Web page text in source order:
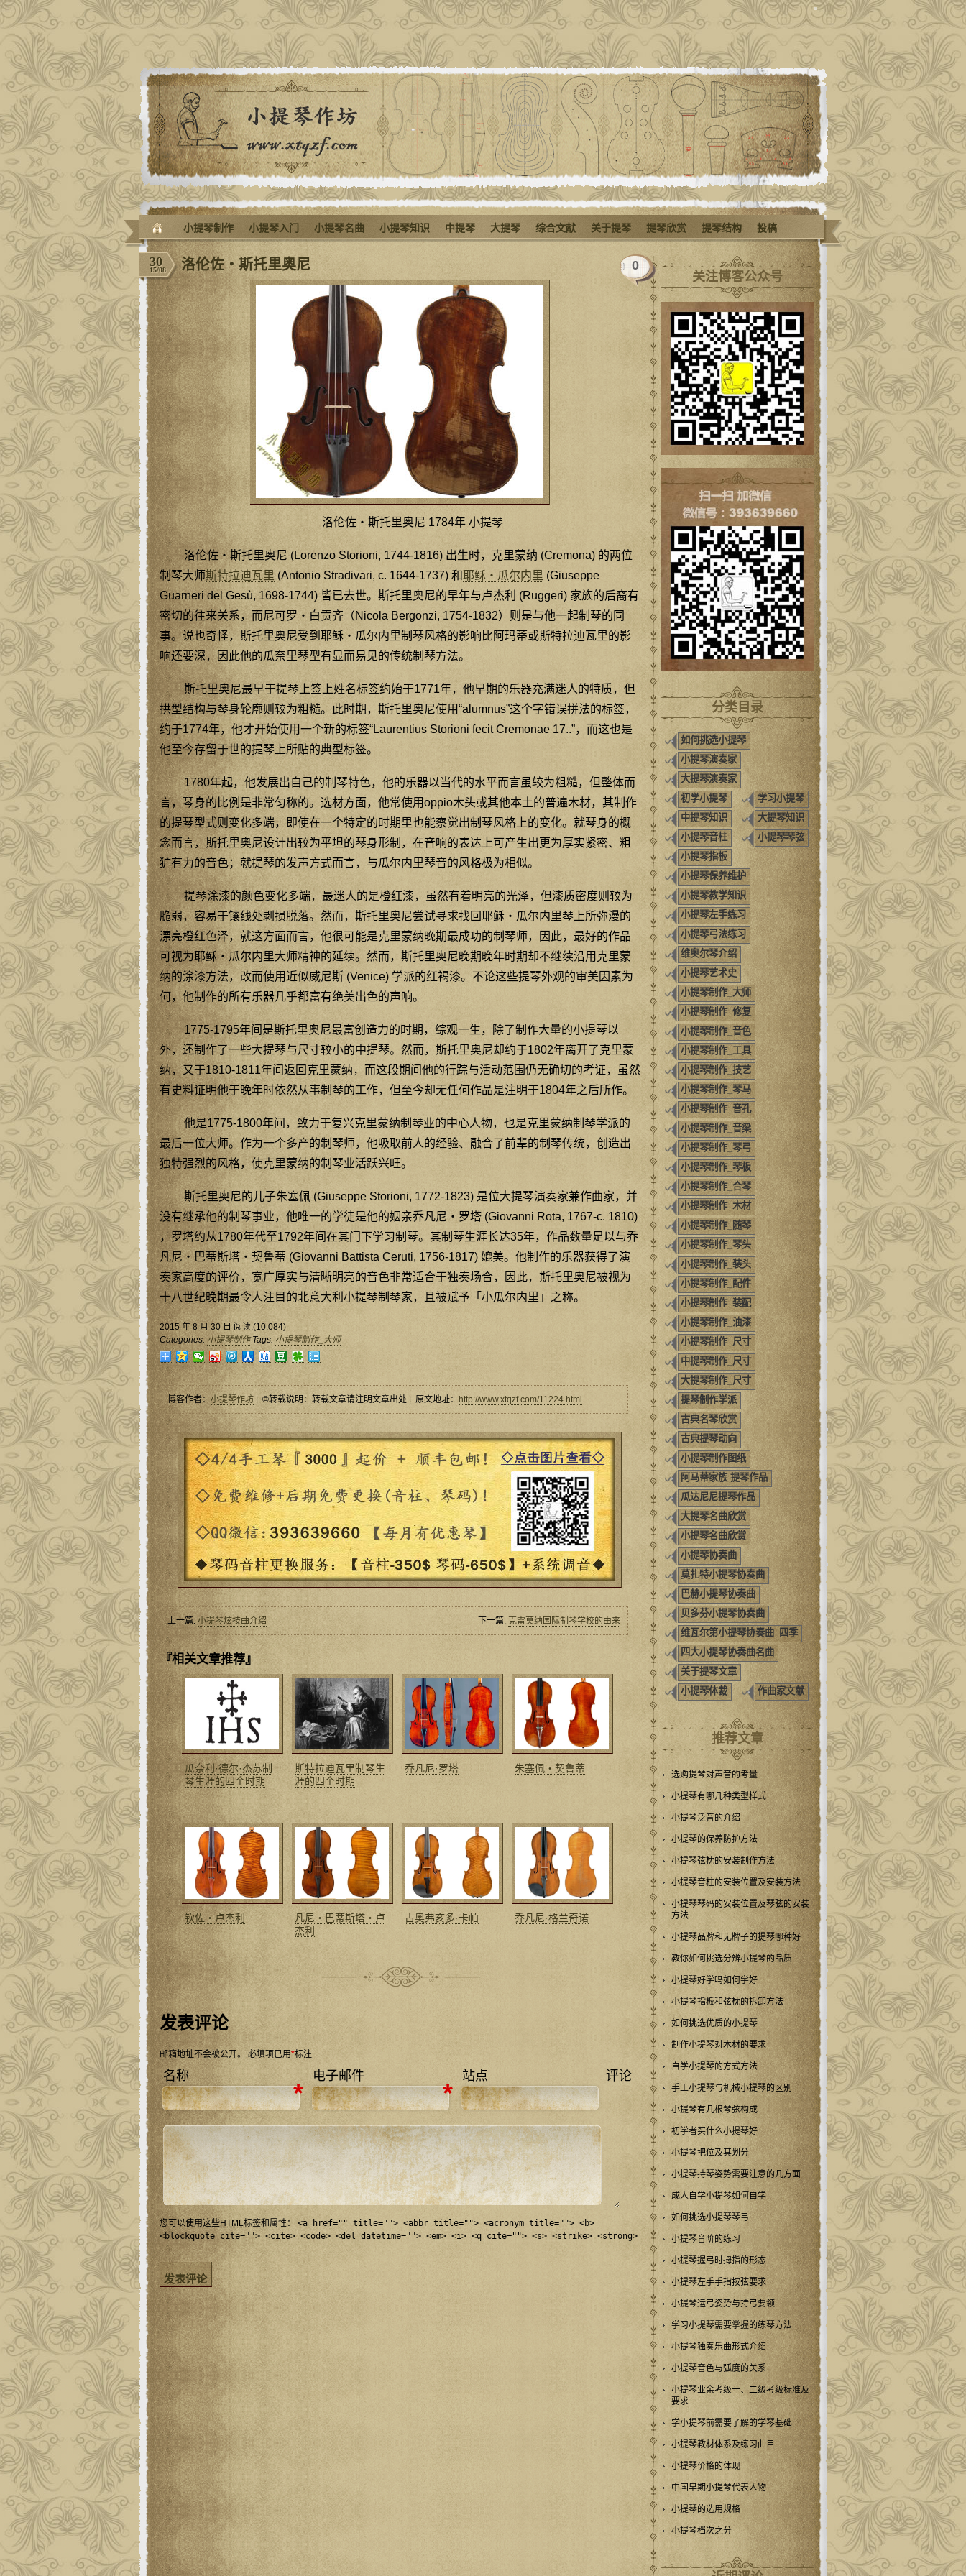
小提琴制作 小提琴入门 小提琴名曲 小提琴知识 中提琴 大提琴 综合文献 关于提琴 提琴欣赏 提琴结构 投稿
洛伦佐‧斯托里奥尼
洛伦佐‧斯托里奥尼 1784年 小提琴
洛伦佐‧斯托里奥尼 (Lorenzo Storioni, 1744-1816) 出生时，克里蒙纳 (Cremona) 的两位
制琴大师斯特拉迪瓦里 (Antonio Stradivari, c. 1644-1737) 和耶稣‧瓜尔内里 (Giuseppe
Guarneri del Gesù, 1698-1744) 皆已去世。斯托里奥尼的早年与卢杰利 (Ruggeri) 家族的后裔有
密切的往来关系，而尼可罗‧白贡齐（Nicola Bergonzi, 1754-1832）则是与他一起制琴的同
事。说也奇怪，斯托里奥尼受到耶稣‧瓜尔内里制琴风格的影响比阿玛蒂或斯特拉迪瓦里的影
响还要深，因此他的瓜奈里琴型有显而易见的传统制琴方法。
斯托里奥尼最早于提琴上签上姓名标签约始于1771年，他早期的乐器充满迷人的特质，但
拱型结构与琴身轮廓则较为粗糙。此时期，斯托里奥尼使用“alumnus”这个字错误拼法的标签，
约于1774年，他才开始使用一个新的标签“Laurentius Storioni fecit Cremonae 17..”，而这也是
他至今存留于世的提琴上所贴的典型标签。
1780年起，他发展出自己的制琴特色，他的乐器以当代的水平而言虽较为粗糙，但整体而
言，琴身的比例是非常匀称的。选材方面，他常使用oppio木头或其他本土的普遍木材，其制作
的提琴型式则变化多端，即使在一个特定的时期里也能察觉出制琴风格上的变化。就琴身的概
念而言，斯托里奥尼设计出较为平坦的琴身形制，在音响的表达上可产生出更为厚实紧密、粗
犷有力的音色；就提琴的发声方式而言，与瓜尔内里琴音的风格极为相似。
提琴涂漆的颜色变化多端，最迷人的是橙红漆，虽然有着明亮的光泽，但漆质密度则较为
脆弱，容易于镶线处剥损脱落。然而，斯托里奥尼尝试寻求找回耶稣‧瓜尔内里琴上所弥漫的
漂亮橙红色泽，就这方面而言，他很可能是克里蒙纳晚期最成功的制琴师，因此，最好的作品
可视为耶稣‧瓜尔内里大师精神的延续。然而，斯托里奥尼晚期晚年时期却不继续沿用克里蒙
纳的涂漆方法，改而使用近似威尼斯 (Venice) 学派的红褐漆。不论这些提琴外观的审美因素为
何，他制作的所有乐器几乎都富有绝美出色的声响。
1775-1795年间是斯托里奥尼最富创造力的时期，综观一生，除了制作大量的小提琴以
外，还制作了一些大提琴与尺寸较小的中提琴。然而，斯托里奥尼却约于1802年离开了克里蒙
纳，又于1810-1811年间返回克里蒙纳，而这段期间他的行踪与活动范围仍无确切的考证，虽然
有史料证明他于晚年时依然从事制琴的工作，但至今却无任何作品是注明于1804年之后所作。
他是1775-1800年间，致力于复兴克里蒙纳制琴业的中心人物，也是克里蒙纳制琴学派的
最后一位大师。作为一个多产的制琴师，他吸取前人的经验、融合了前辈的制琴传统，创造出
独特强烈的风格，使克里蒙纳的制琴业活跃兴旺。
斯托里奥尼的儿子朱塞佩 (Giuseppe Storioni, 1772-1823) 是位大提琴演奏家兼作曲家，并
没有继承他的制琴事业，他唯一的学徒是他的姻亲乔凡尼‧罗塔 (Giovanni Rota, 1767-c. 1810)
，罗塔约从1780年代至1792年间在其门下学习制琴。其制琴生涯长达35年，作品数量足以与乔
凡尼‧巴蒂斯塔‧契鲁蒂 (Giovanni Battista Ceruti, 1756-1817) 媲美。他制作的乐器获得了演
奏家高度的评价，宽广厚实与清晰明亮的音色非常适合于独奏场合，因此，斯托里奥尼被视为
十八世纪晚期最令人注目的北意大利小提琴制琴家，且被赋予「小瓜尔内里」之称。
2015 年 8 月 30 日 阅读:(10,084)
0
30
15/08
Categories: 小提琴制作Tags: 小提琴制作_大师
博客作者： 小提琴作坊 | ©转载说明：转载文章请注明文章出处 | 原文地址： http://www.xtqzf.com/11224.html
上一篇: 小提琴炫技曲介绍 下一篇: 克雷莫纳国际制琴学校的由来
『相关文章推荐』
瓜奈利·德尔·杰苏制
琴生涯的四个时期
斯特拉迪瓦里制琴生
涯的四个时期
乔凡尼·罗塔 朱塞佩‧契鲁蒂
钦佐‧卢杰利
凡尼‧巴蒂斯塔‧卢
杰利
古奥弗亥多·卡帕 乔凡尼·格兰奇诺
发表评论
邮箱地址不会被公开。 必填项已用*标注
名称
*
电子邮件
*
站点 评论
您可以使用这些HTML标签和属性： <a href="" title=""> <abbr title=""> <acronym title=""> <b>
<blockquote cite=""> <cite> <code> <del datetime=""> <em> <i> <q cite=""> <s> <strike> <strong>
关注博客公众号
分类目录
如何挑选小提琴
小提琴演奏家
大提琴演奏家
初学小提琴
学习小提琴
中提琴知识
大提琴知识
小提琴音柱
小提琴琴弦
小提琴指板
小提琴保养维护
小提琴教学知识
小提琴左手练习
小提琴弓法练习
维奥尔琴介绍
小提琴艺术史
小提琴制作_大师
小提琴制作_修复
小提琴制作_音色
小提琴制作_工具
小提琴制作_技艺
小提琴制作_琴马
小提琴制作_音孔
小提琴制作_音梁
小提琴制作_琴弓
小提琴制作_琴板
小提琴制作_合琴
小提琴制作_木材
小提琴制作_随琴
小提琴制作_琴头
小提琴制作_装头
小提琴制作_配件
小提琴制作_装配
小提琴制作_油漆
小提琴制作_尺寸
中提琴制作_尺寸
大提琴制作_尺寸
提琴制作学派
古典名琴欣赏
古典提琴动向
小提琴制作图纸
阿马蒂家族 提琴作品
瓜达尼尼提琴作品
大提琴名曲欣赏
小提琴名曲欣赏
小提琴协奏曲
莫扎特小提琴协奏曲
巴赫小提琴协奏曲
贝多芬小提琴协奏曲
维瓦尔第小提琴协奏曲_四季
四大小提琴协奏曲名曲
关于提琴文章
小提琴体裁
作曲家文献
推荐文章
选购提琴对声音的考量
小提琴有哪几种类型样式
小提琴泛音的介绍
小提琴的保养防护方法
小提琴弦枕的安装制作方法
小提琴音柱的安装位置及安装方法
小提琴琴码的安装位置及琴弦的安装
方法
小提琴品牌和无牌子的提琴哪种好
教你如何挑选分辨小提琴的品质
小提琴好学吗如何学好
小提琴指板和弦枕的拆卸方法
如何挑选优质的小提琴
制作小提琴对木材的要求
自学小提琴的方式方法
手工小提琴与机械小提琴的区别
小提琴有几根琴弦构成
初学者买什么小提琴好
小提琴把位及其划分
小提琴持琴姿势需要注意的几方面
成人自学小提琴如何自学
如何挑选小提琴琴弓
小提琴音阶的练习
小提琴握弓时拇指的形态
小提琴左手手指按弦要求
小提琴运弓姿势与持弓要领
学习小提琴需要掌握的练琴方法
小提琴独奏乐曲形式介绍
小提琴音色与弧度的关系
小提琴业余考级一、二级考级标准及
要求
学小提琴前需要了解的学琴基础
小提琴教材体系及练习曲目
小提琴价格的体现
中国早期小提琴代表人物
小提琴的选用规格
小提琴档次之分